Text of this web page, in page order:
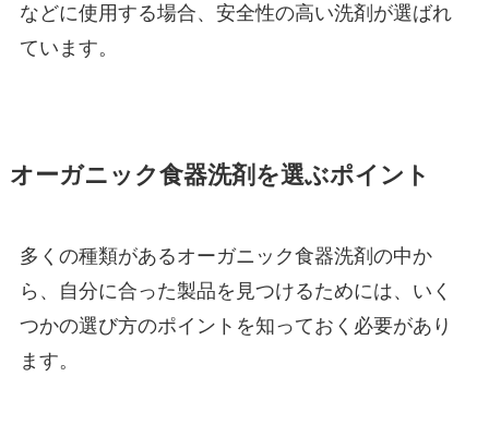
などに使用する場合、安全性の高い洗剤が選ばれ
ています。
オーガニック食器洗剤を選ぶポイント
多くの種類があるオーガニック食器洗剤の中か
ら、自分に合った製品を見つけるためには、いく
つかの選び方のポイントを知っておく必要があり
ます。